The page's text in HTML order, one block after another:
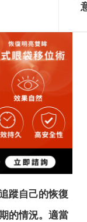
蹤自己的恢復
的情況。適當